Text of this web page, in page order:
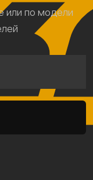
или по модели